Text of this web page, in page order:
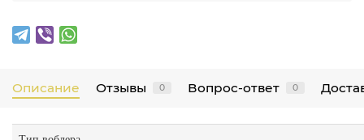
Описание Отзывы 0 Вопрос-ответ 0